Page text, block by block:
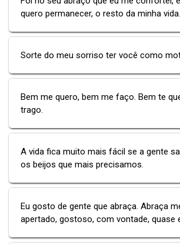
quero permanecer, o resto da minha vida.
Sorte do meu sorriso ter você como
Bem me quero, bem me faço. Bem te
trago.
A vida fica muito mais fácil se a gente
os beijos que mais precisamos.
Eu gosto de gente que abraça. Abraça
apertado, gostoso, com vontade, quase